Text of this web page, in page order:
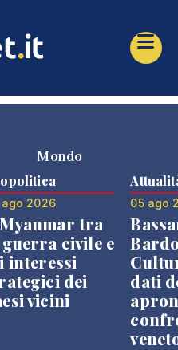
Mondo
2026
tra
civile e
interessi
dei
vicini
05 ago
dati